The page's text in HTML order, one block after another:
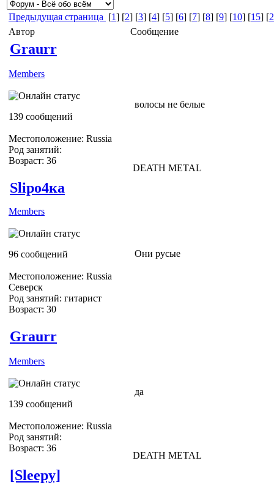
Предыдущая страница [1] [2] [3] [4] [5] [6] [7] [8] [9] [10] [15] [
Автор
Сообщение
Graurr
Members
139 сообщений
Местоположение: Russia
Род занятий:
Возраст: 36
волосы не белые
DEATH METAL
Slipо4ка
Members
96 сообщений
Местоположение: Russia
Северск
Род занятий: гитарист
Возраст: 30
Они русые
Graurr
Members
139 сообщений
Местоположение: Russia
Род занятий:
Возраст: 36
да
DEATH METAL
[Sleepy]